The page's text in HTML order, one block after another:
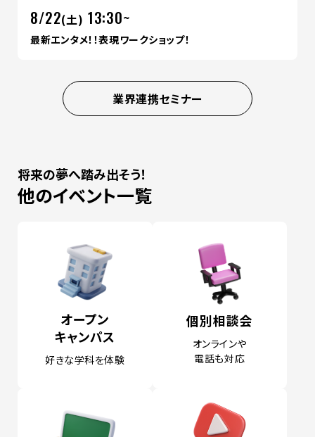
8/22(土) 13:30~
最新エンタメ！！表現ワークショップ！
業界連携セミナー
将来の夢へ踏み出そう！
他のイベント一覧
オープン
キャンパス
好きな学科を体験
個別相談会
オンラインや
電話も対応